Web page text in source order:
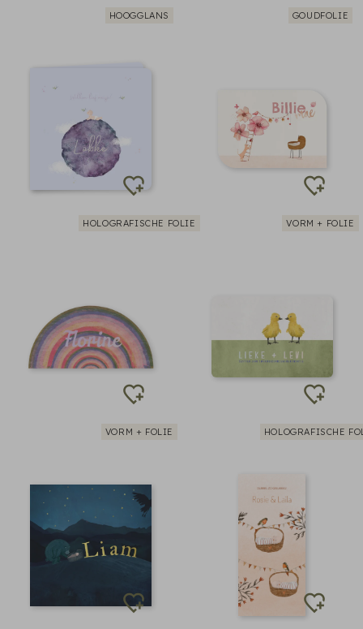
HOOGGLANS GOUDFOLIE
HOLOGRAFISCHE FOLIE VORM + FOLIE
VORM + FOLIE HOLOGRAFISCHE